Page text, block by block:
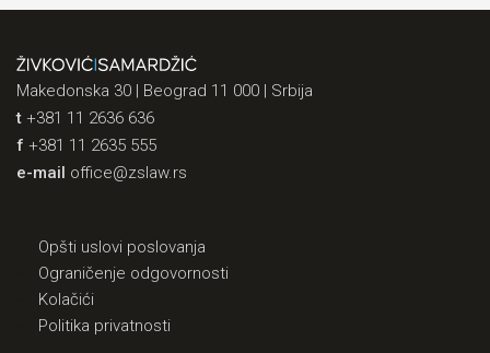
Makedonska 30 | Beograd 11 000 | Srbija
t +381 11 2636 636
f +381 11 2635 555
e-mail office@zslaw.rs
Opšti uslovi poslovanja
Ograničenje odgovornosti
Kolačići
Politika privatnosti